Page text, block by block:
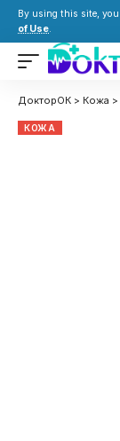
By using this site, you
of Use.
ДокторОК > Кожа >
КОЖА